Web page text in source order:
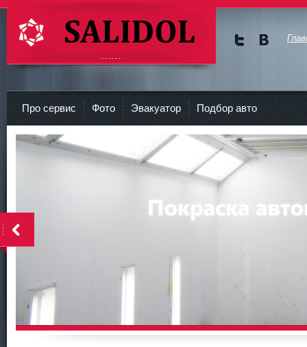
СТО Салидол | salidol в СПб и ЛО
Про сервис Фото Эвакуатор Подбор авто